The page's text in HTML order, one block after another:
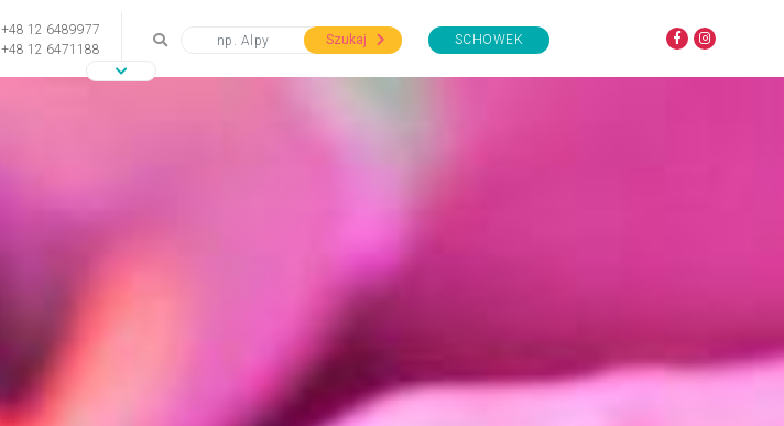
+48 12 6489977
+48 12 6471188
Szukaj SCHOWEK